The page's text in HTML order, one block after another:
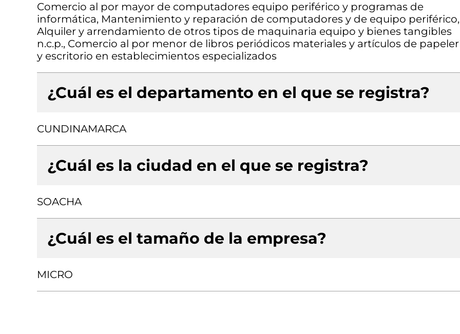
Comercio al por mayor de computadores equipo periférico y programas de
informática, Mantenimiento y reparación de computadores y de equipo periférico,
Alquiler y arrendamiento de otros tipos de maquinaria equipo y bienes tangibles
n.c.p., Comercio al por menor de libros periódicos materiales y artículos de
y escritorio en establecimientos especializados
¿Cuál es el departamento en el que se registra?
CUNDINAMARCA
¿Cuál es la ciudad en el que se registra?
SOACHA
¿Cuál es el tamaño de la empresa?
MICRO